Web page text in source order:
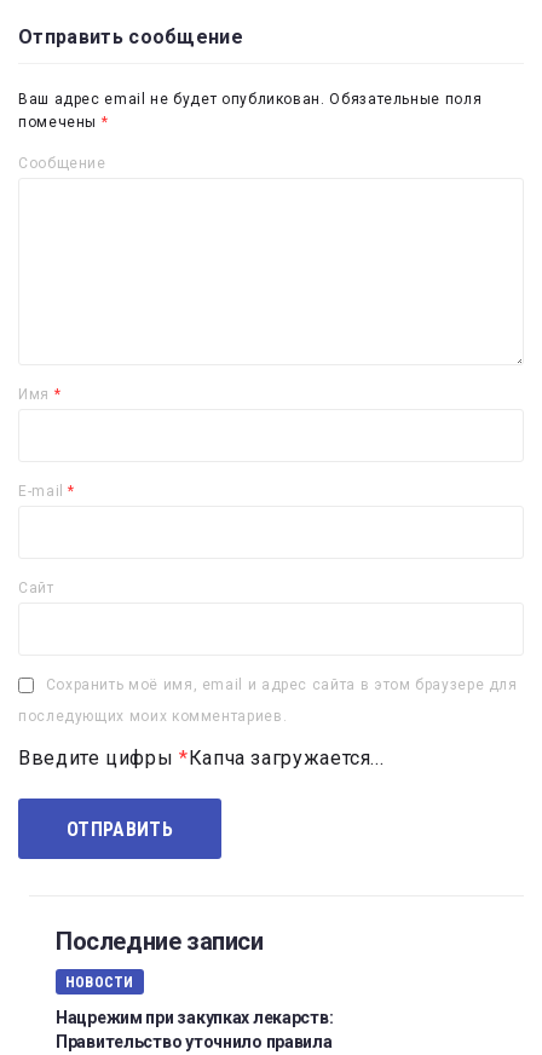
Отправить сообщение
Ваш адрес email не будет опубликован. Обязательные поля
помечены *
Сообщение
Имя *
E-mail*
Сайт
Сохранить моё имя, email и адрес сайта в этом браузере для
последующих моих комментариев.
Введите цифры * Капча загружается...
Последние записи
НОВОСТИ
Нацрежим при закупках лекарств:
Правительство уточнило правила